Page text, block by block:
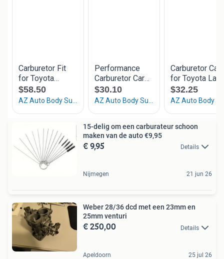
15-delig om een carburateur schoon
maken van de auto €9,95
€ 9,95 Details
Nijmegen 21 jun 26
Weber 28/36 dcd met een 23mm en
25mm venturi
€ 250,00 Details
Apeldoorn 25 jul 26